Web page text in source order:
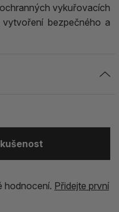
vykuřovacích
bezpečného a
hodnocení. Přidejte první